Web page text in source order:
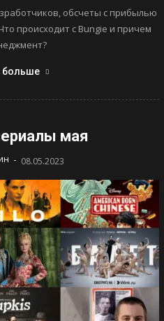
обсчеты с прибылью
происходит с Bungie и причем
больше
мая
- 08.05.2023